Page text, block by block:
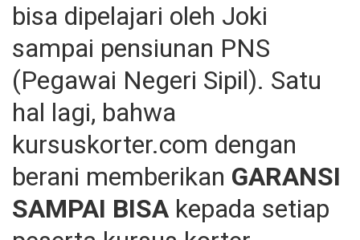
bisa dipelajari oleh Joki
sampai pensiunan PNS
(Pegawai Negeri Sipil). Satu
hal lagi, bahwa
kursuskorter.com dengan
berani memberikan GARANSI
SAMPAI BISA kepada setiap